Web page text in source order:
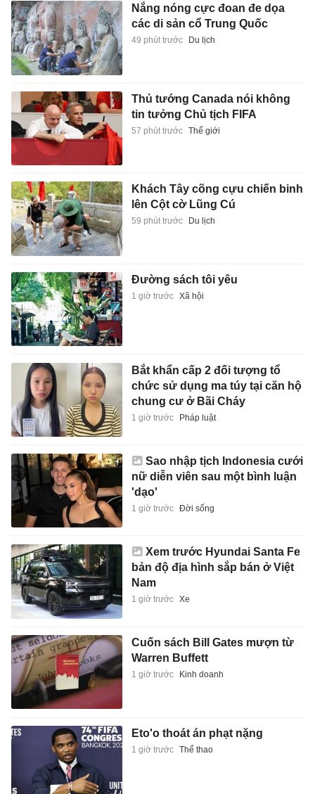
Nắng nóng cực đoan đe dọa
các di sản cổ Trung Quốc
49 phút trước Du lịch
Thủ tướng Canada nói không
tin tưởng Chủ tịch FIFA
57 phút trước Thế giới
Khách Tây cõng cựu chiến binh
lên Cột cờ Lũng Cú
59 phút trước Du lịch
Đường sách tôi yêu
1 giờ trước Xã hội
Bắt khẩn cấp 2 đối tượng tổ
chức sử dụng ma túy tại căn hộ
chung cư ở Bãi Cháy
1 giờ trước Pháp luật
Sao nhập tịch Indonesia cưới
nữ diễn viên sau một bình luận
'dạo'
1 giờ trước Đời sống
Xem trước Hyundai Santa Fe
bản độ địa hình sắp bán ở Việt
Nam
1 giờ trước Xe
Cuốn sách Bill Gates mượn từ
Warren Buffett
1 giờ trước Kinh doanh
Eto'o thoát án phạt nặng
1 giờ trước Thể thao